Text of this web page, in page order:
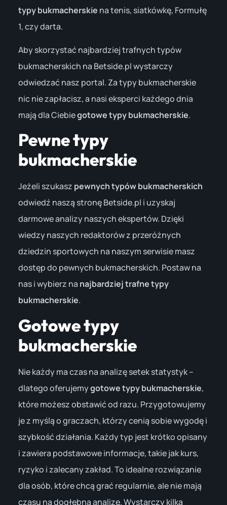
typy bukmacherskie na tenis, siatkówkę, Formułę
1, czy darta.
Aby skorzystać najbardziej trafnych typów
bukmacherskich na Betside.pl wystarczy
odwiedzać nasz portal. Za typy bukmacherskie
nic nie zapłacisz, a nasi eksperci każdego dnia
mają dla Ciebiegotowe typy bukmacherskie.
Pewne typy
bukmacherskie
Jeżeli szukasz pewnych typów bukmacherskich
odwiedź naszą stronę Betside.pl i uzyskaj
darmowe analizy naszych ekspertów. Dzięki
wiedzy naszych redaktorów z przeróżnych
dziedzin sportowych na naszym serwisie masz
dostęp do pewnych bukmacherskich. Postaw na
nas i wybierz na najbardziej trafne typy
bukmacherskie.
Gotowe typy
bukmacherskie
Nie każdy ma czas na analizę setek statystyk –
dlatego oferujemygotowe typy bukmacherskie,
które możesz obstawić od razu. Przygotowujemy
je z myślą o graczach, którzy cenią sobie wygodę i
szybkość działania. Każdy typ jest krótko opisany
i zawiera podstawowe informacje, takie jak kurs,
ryzyko i zalecany zakład. To idealne rozwiązanie
dla osób, które chcą grać regularnie, ale nie mają
czasu na dogłębną analizę. Wystarczy kilka